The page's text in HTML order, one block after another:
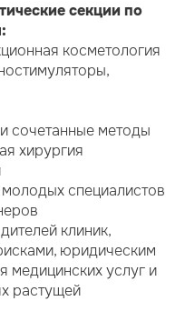
секции по
косметология
сочетанные методы
хирургия
специалистов
клиник,
юридическим
медицинских услуг и
растущей